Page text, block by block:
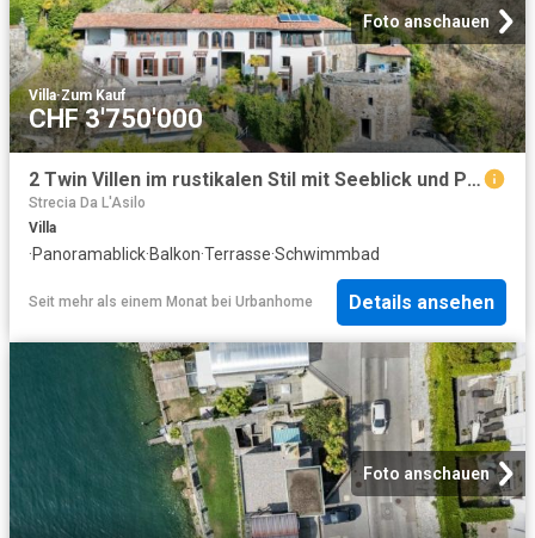
Foto anschauen
Villa·Zum Kauf
CHF 3'750'000
2 Twin Villen im rustikalen Stil mit Seeblick und Pool
Strecia Da L'Asilo
Villa
·Panoramablick·Balkon·Terrasse·Schwimmbad
Seit mehr als einem Monat bei Urbanhome Details ansehen
Foto anschauen